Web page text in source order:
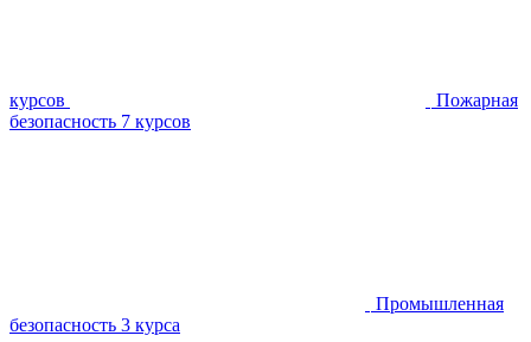
курсов
Пожарная
безопасность 7 курсов
Промышленная
безопасность 3 курса